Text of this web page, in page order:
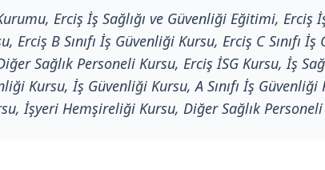
Erciş İş Sağlığı ve Güvenliği Eğitimi, Erciş
Erciş B Sınıfı İş Güvenliği Kursu, Erciş C
Sağlık Personeli Kursu, Erciş İSG Kursu, İş
Kursu, İş Güvenliği Kursu, A Sınıfı İş Güvenliği
İşyeri Hemşireliği Kursu, Diğer Sağlık Personeli